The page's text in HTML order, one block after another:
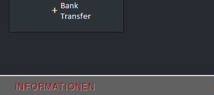
INFORMATIONEN